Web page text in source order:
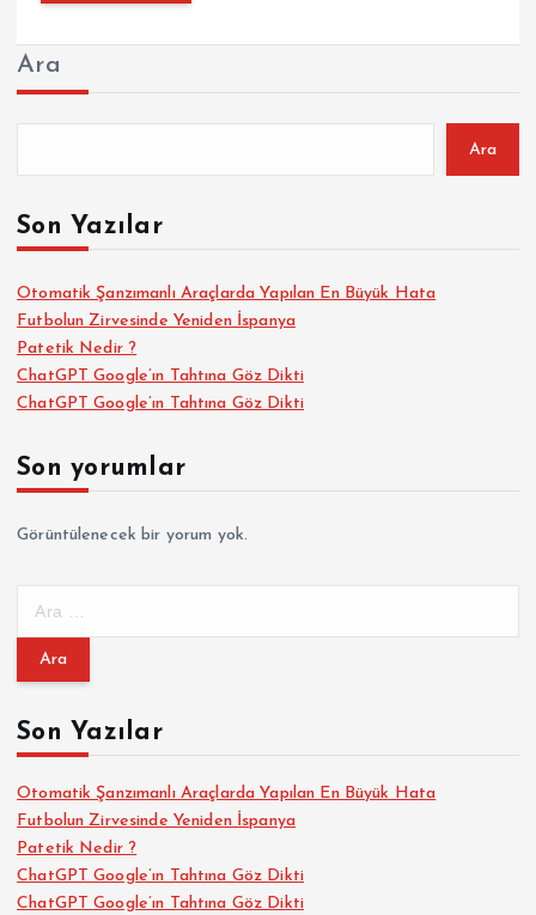
Ara
Ara
Son Yazılar
Otomatik Şanzımanlı Araçlarda Yapılan En Büyük Hata
Futbolun Zirvesinde Yeniden İspanya
Patetik Nedir ?
ChatGPT Google’ın Tahtına Göz Dikti
ChatGPT Google’ın Tahtına Göz Dikti
Son yorumlar
Görüntülenecek bir yorum yok.
m
:Son Yazılar
Otomatik Şanzımanlı Araçlarda Yapılan En Büyük Hata
Futbolun Zirvesinde Yeniden İspanya
Patetik Nedir ?
ChatGPT Google’ın Tahtına Göz Dikti
ChatGPT Google’ın Tahtına Göz Dikti